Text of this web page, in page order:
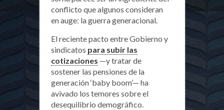
conflicto que algunos consideran
en auge: la guerra generacional.
El reciente pacto entre Gobierno y
sindicatos para subir las
cotizaciones —y tratar de
sostener las pensiones de la
generación ‘baby boom’— ha
avivado los temores sobre el
desequilibrio demográfico.